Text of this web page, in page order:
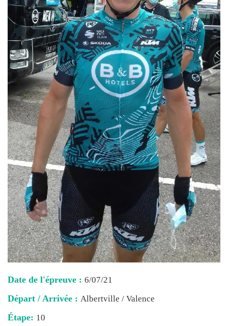
Date de l'épreuve : 6/07/21
Départ / Arrivée : Albertville / Valence
Étape: 10